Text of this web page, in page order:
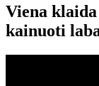
Viena
kainuoti